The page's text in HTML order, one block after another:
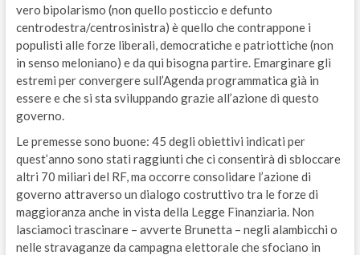
vero bipolarismo (non quello posticcio e defunto
centrodestra/centrosinistra) è quello che contrappone i
populisti alle forze liberali, democratiche e patriottiche (non
in senso meloniano) e da qui bisogna partire. Emarginare gli
estremi per convergere sull’Agenda programmatica già in
essere e che si sta sviluppando grazie all’azione di questo
governo.
Le premesse sono buone: 45 degli obiettivi indicati per
quest’anno sono stati raggiunti che ci consentirà di sbloccare
altri 70 miliari del RF, ma occorre consolidare l’azione di
governo attraverso un dialogo costruttivo tra le forze di
maggioranza anche in vista della Legge Finanziaria. Non
lasciamoci trascinare – avverte Brunetta – negli alambicchi o
nelle stravaganze da campagna elettorale che sfociano in